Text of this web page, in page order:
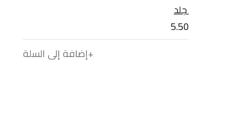
كرسي جلد
5.500
إضافة إلى السلة